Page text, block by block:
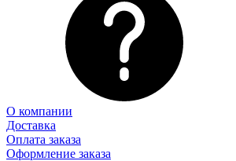
О компании
Доставка
Оплата заказа
Оформление заказа